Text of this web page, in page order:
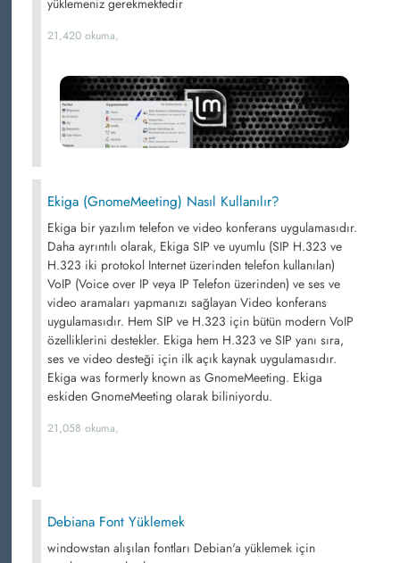
yüklemeniz gerekmektedir
21,420 okuma,
Ekiga (GnomeMeeting) Nasıl Kullanılır?
Ekiga bir yazılım telefon ve video konferans uygulamasıdır.
Daha ayrıntılı olarak, Ekiga SIP ve uyumlu (SIP H.323 ve
H.323 iki protokol Internet üzerinden telefon kullanılan)
VoIP (Voice over IP veya IP Telefon üzerinden) ve ses ve
video aramaları yapmanızı sağlayan Video konferans
uygulamasıdır. Hem SIP ve H.323 için bütün modern VoIP
özelliklerini destekler. Ekiga hem H.323 ve SIP yanı sıra,
ses ve video desteği için ilk açık kaynak uygulamasıdır.
Ekiga was formerly known as GnomeMeeting. Ekiga
eskiden GnomeMeeting olarak biliniyordu.
21,058 okuma,
Debiana Font Yüklemek
windowstan alışılan fontları Debian'a yüklemek için